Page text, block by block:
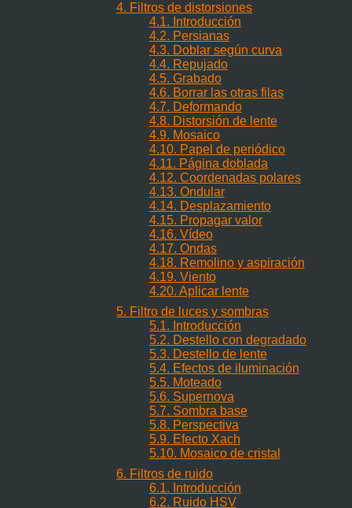
4. Filtros de distorsiones
4.1. Introducción
4.2. Persianas
4.3. Doblar según curva
4.4. Repujado
4.5. Grabado
4.6. Borrar las otras filas
4.7. Deformando
4.8. Distorsión de lente
4.9. Mosaico
4.10. Papel de periódico
4.11. Página doblada
4.12. Coordenadas polares
4.13. Ondular
4.14. Desplazamiento
4.15. Propagar valor
4.16. Vídeo
4.17. Ondas
4.18. Remolino y aspiración
4.19. Viento
4.20. Aplicar lente
5. Filtro de luces y sombras
5.1. Introducción
5.2. Destello con degradado
5.3. Destello de lente
5.4. Efectos de iluminación
5.5. Moteado
5.6. Supernova
5.7. Sombra base
5.8. Perspectiva
5.9. Efecto Xach
5.10. Mosaico de cristal
6. Filtros de ruido
6.1. Introducción
6.2. Ruido HSV